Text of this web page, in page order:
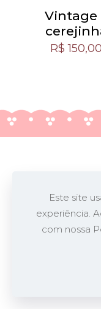
Vintage
R$ 150,00
Este site
experiência.
com nossa